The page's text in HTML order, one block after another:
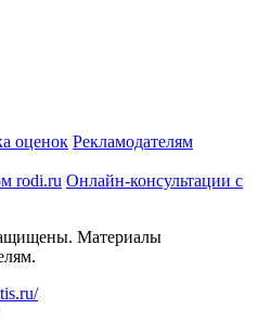
оценок Рекламодателям
rodi.ru Онлайн-консультации с
Материалы